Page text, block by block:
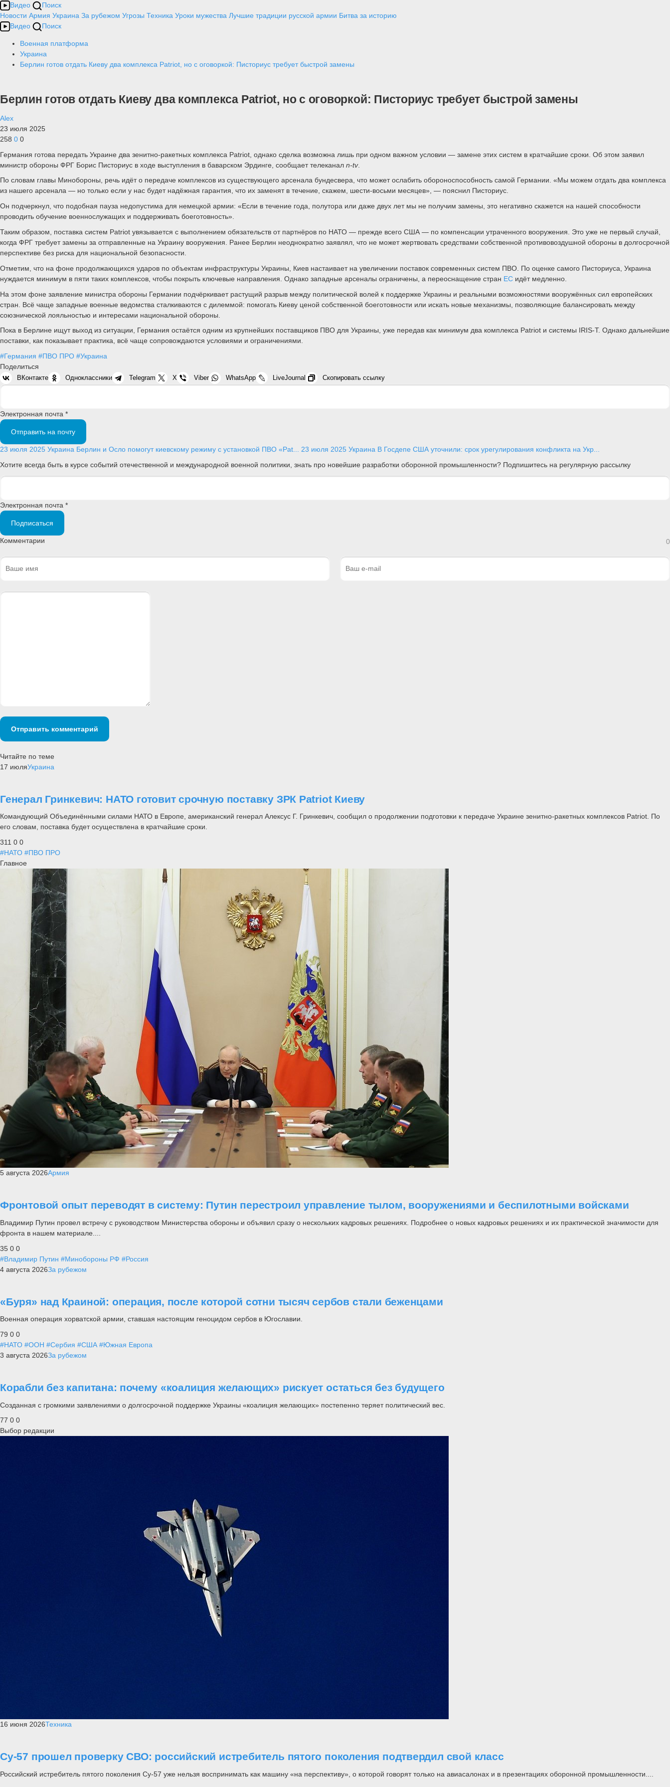
Видео
Поиск
Новости Армия Украина За рубежом Угрозы Техника Уроки мужества Лучшие традиции русской армии Битва за историю
Видео
Поиск
Военная платформа
Украина
Берлин готов отдать Киеву два комплекса Patriot, но с оговоркой: Писториус требует быстрой замены
Берлин готов отдать Киеву два комплекса Patriot, но с оговоркой: Писториус требует быстрой замены
Alex
23 июля 2025
258 0 0
Германия готова передать Украине два зенитно-ракетных комплекса Patriot, однако сделка возможна лишь при одном важном условии — замене этих систем в кратчайшие сроки. Об этом заявил
министр обороны ФРГ Борис Писториус в ходе выступления в баварском Эрдинге, сообщает телеканал n-tv.
По словам главы Минобороны, речь идёт о передаче комплексов из существующего арсенала бундесвера, что может ослабить обороноспособность самой Германии. «Мы можем отдать два комплекса
из нашего арсенала — но только если у нас будет надёжная гарантия, что их заменят в течение, скажем, шести-восьми месяцев», — пояснил Писториус.
Он подчеркнул, что подобная пауза недопустима для немецкой армии: «Если в течение года, полутора или даже двух лет мы не получим замены, это негативно скажется на нашей способности
проводить обучение военнослужащих и поддерживать боеготовность».
Таким образом, поставка систем Patriot увязывается с выполнением обязательств от партнёров по НАТО — прежде всего США — по компенсации утраченного вооружения. Это уже не первый случай,
когда ФРГ требует замены за отправленные на Украину вооружения. Ранее Берлин неоднократно заявлял, что не может жертвовать средствами собственной противовоздушной обороны в долгосрочной
перспективе без риска для национальной безопасности.
Отметим, что на фоне продолжающихся ударов по объектам инфраструктуры Украины, Киев настаивает на увеличении поставок современных систем ПВО. По оценке самого Писториуса, Украина
нуждается минимум в пяти таких комплексов, чтобы покрыть ключевые направления. Однако западные арсеналы ограничены, а переоснащение стран ЕС идёт медленно.
На этом фоне заявление министра обороны Германии подчёркивает растущий разрыв между политической волей к поддержке Украины и реальными возможностями вооружённых сил европейских
стран. Всё чаще западные военные ведомства сталкиваются с дилеммой: помогать Киеву ценой собственной боеготовности или искать новые механизмы, позволяющие балансировать между
союзнической лояльностью и интересами национальной обороны.
Пока в Берлине ищут выход из ситуации, Германия остаётся одним из крупнейших поставщиков ПВО для Украины, уже передав как минимум два комплекса Patriot и системы IRIS-T. Однако дальнейшие
поставки, как показывает практика, всё чаще сопровождаются условиями и ограничениями.
#Германия #ПВО ПРО #Украина
Поделиться
ВКонтакте Одноклассники Telegram X Viber WhatsApp LiveJournal Скопировать ссылку
Электронная почта *
Отправить на почту
23 июля 2025 Украина Берлин и Осло помогут киевскому режиму с установкой ПВО «Pat... 23 июля 2025 Украина В Госдепе США уточнили: срок урегулирования конфликта на Укр...
Хотите всегда быть в курсе событий отечественной и международной военной политики, знать про новейшие разработки оборонной промышленности? Подпишитесь на регулярную рассылку
Электронная почта *
Подписаться
Комментарии 0
Отправить комментарий
Читайте по теме
17 июляУкраина
Генерал Гринкевич: НАТО готовит срочную поставку ЗРК Patriot Киеву
Командующий Объединёнными силами НАТО в Европе, американский генерал Алексус Г. Гринкевич, сообщил о продолжении подготовки к передаче Украине зенитно-ракетных комплексов Patriot. По
его словам, поставка будет осуществлена в кратчайшие сроки.
311 0 0
#НАТО #ПВО ПРО
Главное
5 августа 2026Армия
Фронтовой опыт переводят в систему: Путин перестроил управление тылом, вооружениями и беспилотными войсками
Владимир Путин провел встречу с руководством Министерства обороны и объявил сразу о нескольких кадровых решениях. Подробнее о новых кадровых решениях и их практической значимости для
фронта в нашем материале....
35 0 0
#Владимир Путин #Минобороны РФ #Россия
4 августа 2026За рубежом
«Буря» над Краиной: операция, после которой сотни тысяч сербов стали беженцами
Военная операция хорватской армии, ставшая настоящим геноцидом сербов в Югославии.
79 0 0
#НАТО #ООН #Сербия #США #Южная Европа
3 августа 2026За рубежом
Корабли без капитана: почему «коалиция желающих» рискует остаться без будущего
Созданная с громкими заявлениями о долгосрочной поддержке Украины «коалиция желающих» постепенно теряет политический вес.
77 0 0
Выбор редакции
16 июня 2026Техника
Су-57 прошел проверку СВО: российский истребитель пятого поколения подтвердил свой класс
Российский истребитель пятого поколения Су-57 уже нельзя воспринимать как машину «на перспективу», о которой говорят только на авиасалонах и в презентациях оборонной промышленности....